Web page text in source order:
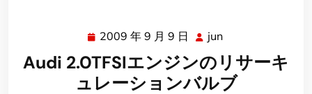
2009 年 9 月 9 日 2009
9
月
jun
Audi 2.0TFSIエンジンのリサーキ
ュレーションバルブ